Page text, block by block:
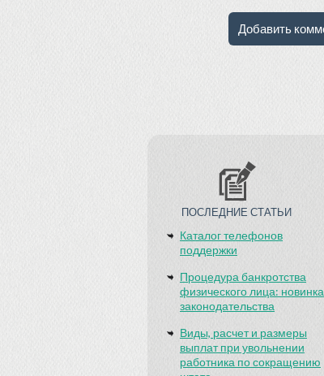
ПОСЛЕДНИЕ СТАТЬИ
Каталог телефонов
поддержки
Процедура банкротства
физического лица: новинка
законодательства
Виды, расчет и размеры
выплат при увольнении
работника по сокращению